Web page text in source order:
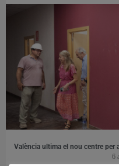
València ultima el nou centre per
6